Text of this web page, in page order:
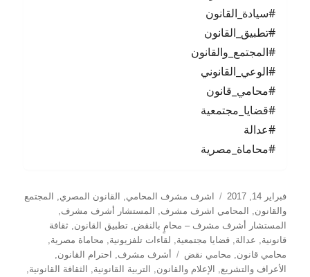
#سيادة_القانون
#تطبيق_القانون
#المجتمع_والقانون
#الوعي_القانوني
#محامي_قانون
#قضايا_مجتمعية
#عدالة
#محاماة_مصرية
نُشرت
في
فبراير 14, 2017 التصنيفات
اشرف مشرف المحامي القانون المصري
المجتمع
والقانون
المحامي اشرف مشرف المستشار أشرف مشرف
المستشار أشرف مشرف – محامٍ بالنقض ,تطبيق القانون ,ثقافة
قانونية
عدالة ,قضايا مجتمعية لقاءات تلفزيونية محاماة مصرية
محامي قانون
محامي نقض الوسوم
أشرف مشرف احترام القانون
الأعراف والتشريع
الإعلام والقانون التربية القانونية الثقافة القانونية